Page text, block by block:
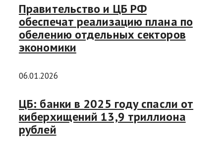
Правительство и ЦБ РФ
обеспечат реализацию плана по
обелению отдельных секторов
экономики
06.01.2026
ЦБ: банки в 2025 году спасли от
киберхищений 13,9 триллиона
рублей